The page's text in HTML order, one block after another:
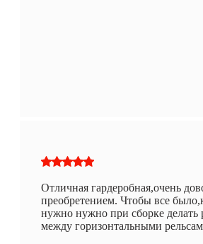
Отличная гардеробная,очень
преобретением. Чтобы все
нужно нужно при сборке делать
между горизонтальными